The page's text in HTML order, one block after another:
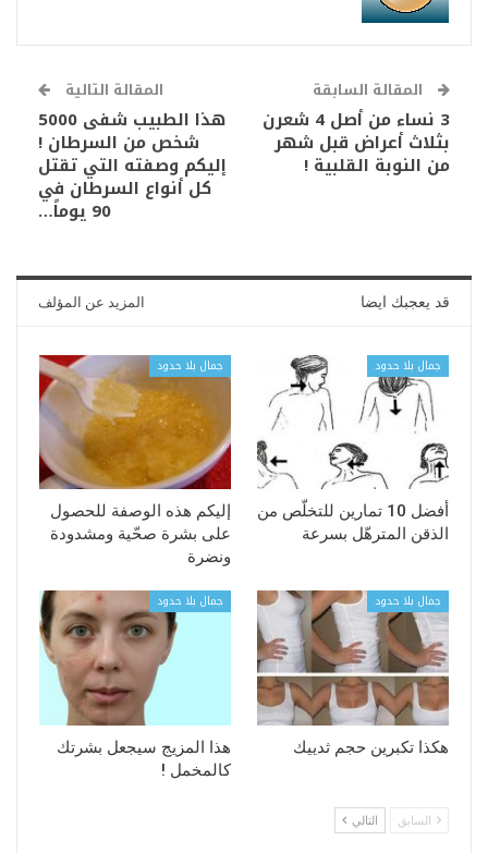
المقالة السابقة
3 نساء من أصل 4 شعرن
بثلاث أعراض قبل شهر
من النوبة القلبية !
المقالة التالية
هذا الطبيب شفى 5000
شخص من السرطان !
إليكم وصفته التي تقتل
كل أنواع السرطان في
90 يوماً…
قد يعجبك ايضا المزيد عن المؤلف
جمال بلا حدود
أفضل 10 تمارين للتخلّص من
الذقن المترهّل بسرعة
جمال بلا حدود
إليكم هذه الوصفة للحصول
على بشرة صحّية ومشدودة
ونضرة
جمال بلا حدود
هكذا تكبرين حجم ثدييك
جمال بلا حدود
هذا المزيج سيجعل بشرتك
كالمخمل !
السابق التالي